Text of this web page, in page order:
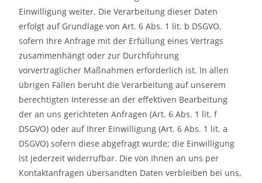
Einwilligung weiter. Die Verarbeitung dieser Daten
erfolgt auf Grundlage von Art. 6 Abs. 1 lit. b DSGVO,
sofern Ihre Anfrage mit der Erfüllung eines Vertrags
zusammenhängt oder zur Durchführung
vorvertraglicher Maßnahmen erforderlich ist. In allen
übrigen Fällen beruht die Verarbeitung auf unserem
berechtigten Interesse an der effektiven Bearbeitung
der an uns gerichteten Anfragen (Art. 6 Abs. 1 lit. f
DSGVO) oder auf Ihrer Einwilligung (Art. 6 Abs. 1 lit. a
DSGVO) sofern diese abgefragt wurde; die Einwilligung
ist jederzeit widerrufbar. Die von Ihnen an uns per
Kontaktanfragen übersandten Daten verbleiben bei uns,